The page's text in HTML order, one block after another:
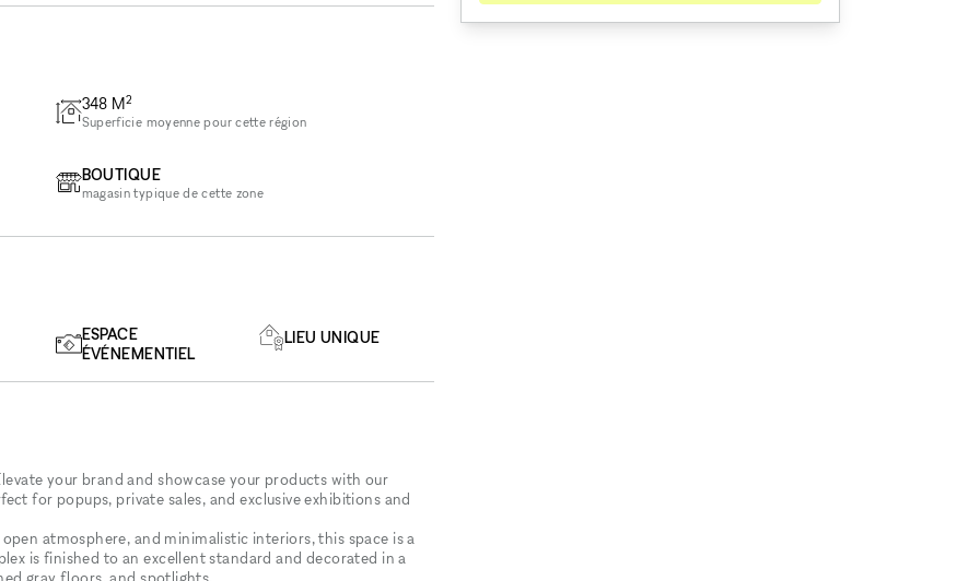
348 M2
Superficie moyenne pour cette région
BOUTIQUE
magasin typique de cette zone
ESPACE
ÉVÉNEMENTIEL
LIEU UNIQUE
your brand and showcase your products with our
for popups, private sales, and exclusive exhibitions and
atmosphere, and minimalistic interiors, this space is a
is finished to an excellent standard and decorated in a
gray floors, and spotlights.